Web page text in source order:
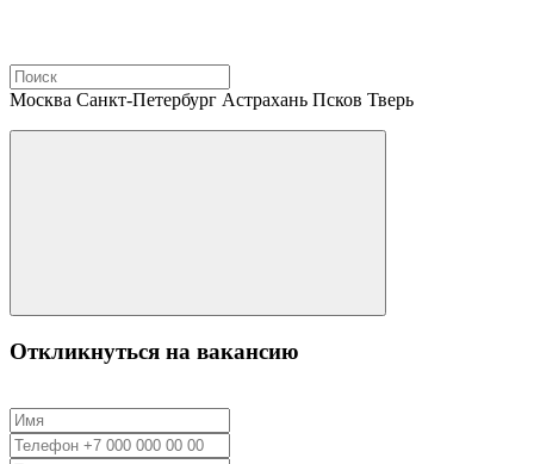
Москва Санкт-Петербург Астрахань Псков Тверь
Откликнуться на вакансию